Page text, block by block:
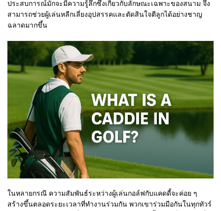
ประสบการณ์มักจะมีความรู้ลึกซึ้งเกี่ยวกับลักษณะเฉพาะของสนาม จึง
สามารถช่วยผู้เล่นหลีกเลี่ยงอุปสรรคและตัดสินใจตีลูกได้อย่างชาญ
ฉลาดมากขึ้น
ในหลายกรณี ความสัมพันธ์ระหว่างผู้เล่นกอล์ฟกับแคดดี้จะค่อย ๆ
สร้างขึ้นตลอดระยะเวลาที่ทำงานร่วมกัน พวกเขาร่วมมือกันในทุกทัวร์